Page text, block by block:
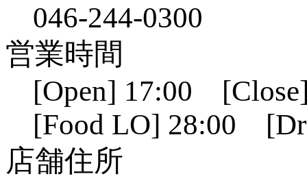
046-244-0300
営業時間
[Open] 17:00
[Food LO] 28:00
店舗住所